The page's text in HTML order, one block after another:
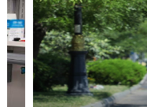
Tibbdə İKT
Regionlar